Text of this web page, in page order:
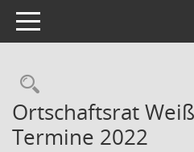
Toggle navigation
Rechercheauswahl
Ortschaftsrat
Termine 2022